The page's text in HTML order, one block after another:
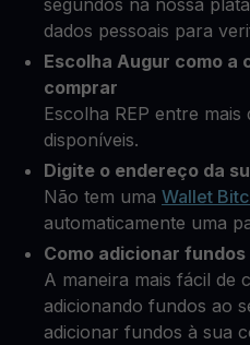
dados pessoais para
Escolha Augur como a
comprar
Escolha REP entre
disponíveis.
Digite o endereço da
Não tem uma Wallet
automaticamente uma
Como adicionar
A maneira mais fácil de
adicionando fundos ao
adicionar fundos à sua